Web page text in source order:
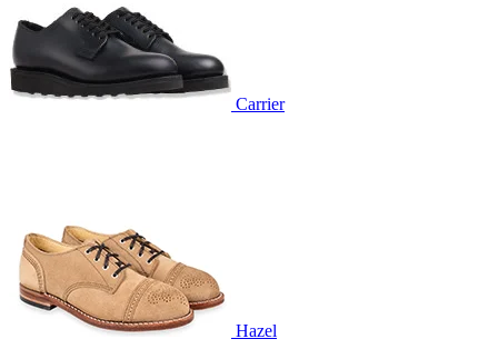
Carrier
Hazel